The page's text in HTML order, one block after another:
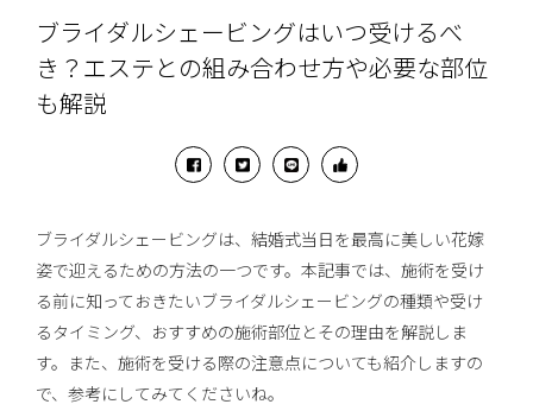
ブライダルシェービングはいつ受けるべ
き？エステとの組み合わせ方や必要な部位
も解説
ブライダルシェービングは、結婚式当日を最高に美しい花嫁
姿で迎えるための方法の一つです。本記事では、施術を受け
る前に知っておきたいブライダルシェービングの種類や受け
るタイミング、おすすめの施術部位とその理由を解説しま
す。また、施術を受ける際の注意点についても紹介しますの
で、参考にしてみてくださいね。